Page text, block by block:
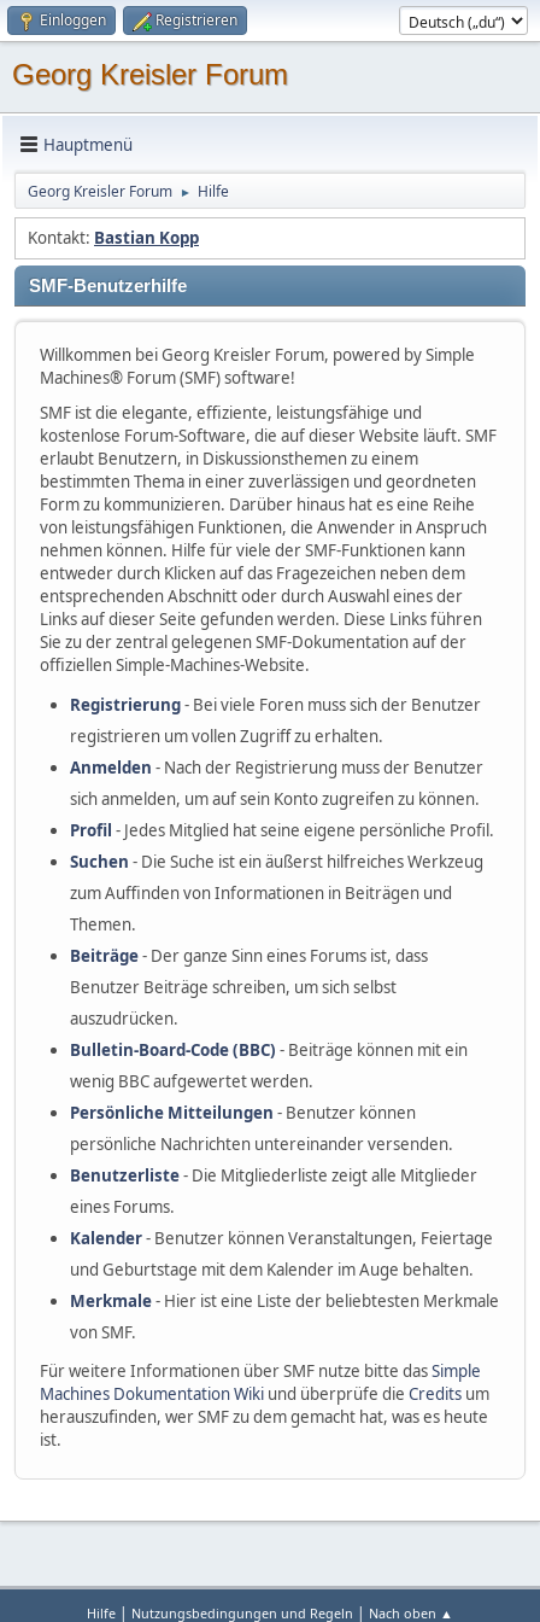
Einloggen Registrieren
Georg Kreisler Forum
Hauptmenü
Georg Kreisler Forum ► Hilfe
Kontakt: Bastian Kopp
SMF-Benutzerhilfe
Willkommen bei Georg Kreisler Forum, powered by Simple
Machines® Forum (SMF) software!
SMF ist die elegante, effiziente, leistungsfähige und
kostenlose Forum-Software, die auf dieser Website läuft. SMF
erlaubt Benutzern, in Diskussionsthemen zu einem
bestimmten Thema in einer zuverlässigen und geordneten
Form zu kommunizieren. Darüber hinaus hat es eine Reihe
von leistungsfähigen Funktionen, die Anwender in Anspruch
nehmen können. Hilfe für viele der SMF-Funktionen kann
entweder durch Klicken auf das Fragezeichen neben dem
entsprechenden Abschnitt oder durch Auswahl eines der
Links auf dieser Seite gefunden werden. Diese Links führen
Sie zu der zentral gelegenen SMF-Dokumentation auf der
offiziellen Simple-Machines-Website.
Registrierung- Bei viele Foren muss sich der Benutzer
registrieren um vollen Zugriff zu erhalten.
Anmelden - Nach der Registrierung muss der Benutzer
sich anmelden, um auf sein Konto zugreifen zu können.
Profil - Jedes Mitglied hat seine eigene persönliche Profil.
Suchen - Die Suche ist ein äußerst hilfreiches Werkzeug
zum Auffinden von Informationen in Beiträgen und
Themen.
Beiträge- Der ganze Sinn eines Forums ist, dass
Benutzer Beiträge schreiben, um sich selbst
auszudrücken.
Bulletin-Board-Code (BBC) - Beiträge können mit ein
wenig BBC aufgewertet werden.
Persönliche Mitteilungen - Benutzer können
persönliche Nachrichten untereinander versenden.
Benutzerliste- Die Mitgliederliste zeigt alle Mitglieder
eines Forums.
Kalender- Benutzer können Veranstaltungen, Feiertage
und Geburtstage mit dem Kalender im Auge behalten.
Merkmale- Hier ist eine Liste der beliebtesten Merkmale
von SMF.
Für weitere Informationen über SMF nutze bitte dasSimple
Machines Dokumentation Wiki und überprüfe die Credits um
herauszufinden, wer SMF zu dem gemacht hat, was es heute
ist.
Hilfe | Nutzungsbedingungen und Regeln | Nach oben ▲